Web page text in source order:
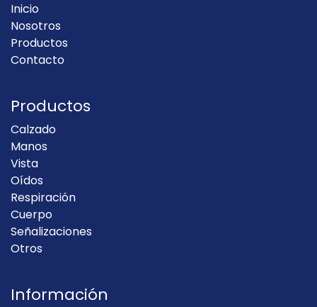
Inicio
Nosotros
Productos
Contacto
Productos
Calzado
Manos
Vista
Oídos
Respiración
Cuerpo
Señalizaciones
Otros
Información